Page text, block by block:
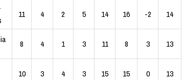
11 4 2 5 14 16 -2 14
8 4 1 3 11 8 3 13
10 3 4 3 15 15 0 13